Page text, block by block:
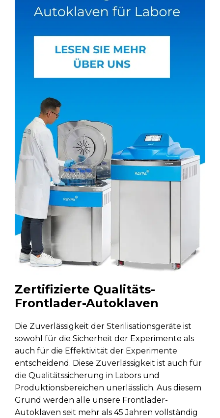
Zertifizierte Qualitäts-
Frontlader-Autoklaven
Die Zuverlässigkeit der Sterilisationsgeräte ist
sowohl für die Sicherheit der Experimente als
auch für die Effektivität der Experimente
entscheidend. Diese Zuverlässigkeit ist auch für
die Qualitätssicherung in Labors und
Produktionsbereichen unerlässlich. Aus diesem
Grund werden alle unsere Frontlader-
Autoklaven seit mehr als 45 Jahren vollständig